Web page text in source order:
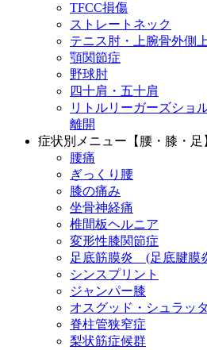
TFCC損傷
ストレートネック
テニス肘・上腕骨外側
顎関節症
野球肘
四十肩・五十肩
リトルリーガーズショ
離開
症状別メニュー【腰・膝・足
腰痛
ぎっくり腰
膝の痛み
坐骨神経痛
椎間板ヘルニア
変形性膝関節症
足底筋膜炎 (足底腱膜
シンスプリント
ジャンパー膝
オスグッド・シュラッ
脊柱管狭窄症
梨状筋症候群